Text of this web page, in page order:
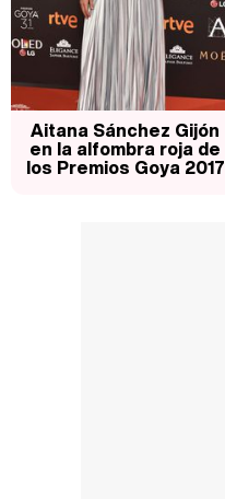
Aitana Sánchez Gijón
en la alfombra roja de
los Premios Goya 2017